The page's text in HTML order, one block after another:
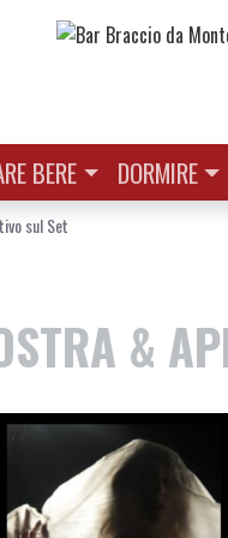
BERE DORMIRE
sul Set
&